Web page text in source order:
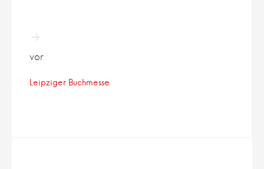
vor
Leipziger Buchmesse